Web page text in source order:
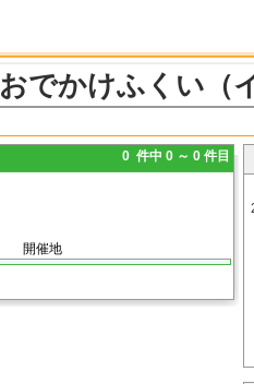
おでかけふくい（
0 件中 0 ～ 0 件目
開催地